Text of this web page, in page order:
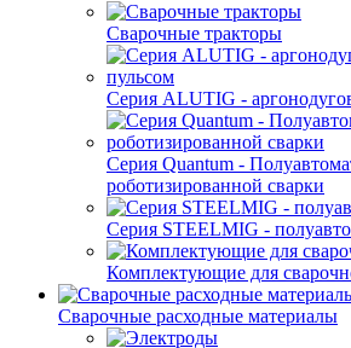
Сварочные тракторы
Серия ALUTIG -
Серия Quantum -
роботизированной сварки
Серия STEELMIG -
Комплектующие для
Сварочные расходные материалы